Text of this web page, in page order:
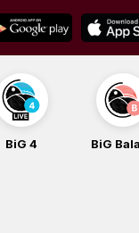
BiG 4 BiG